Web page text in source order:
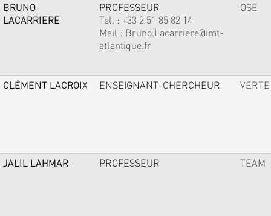
BRUNO
LACARRIERE
PROFESSEUR
Tel. : +33 2 51 85 82 14
Mail : Bruno.Lacarriere@imt-
atlantique.fr
OSE
CLÉMENT LACROIX ENSEIGNANT-CHERCHEUR VERTE
JALIL LAHMAR PROFESSEUR TEAM